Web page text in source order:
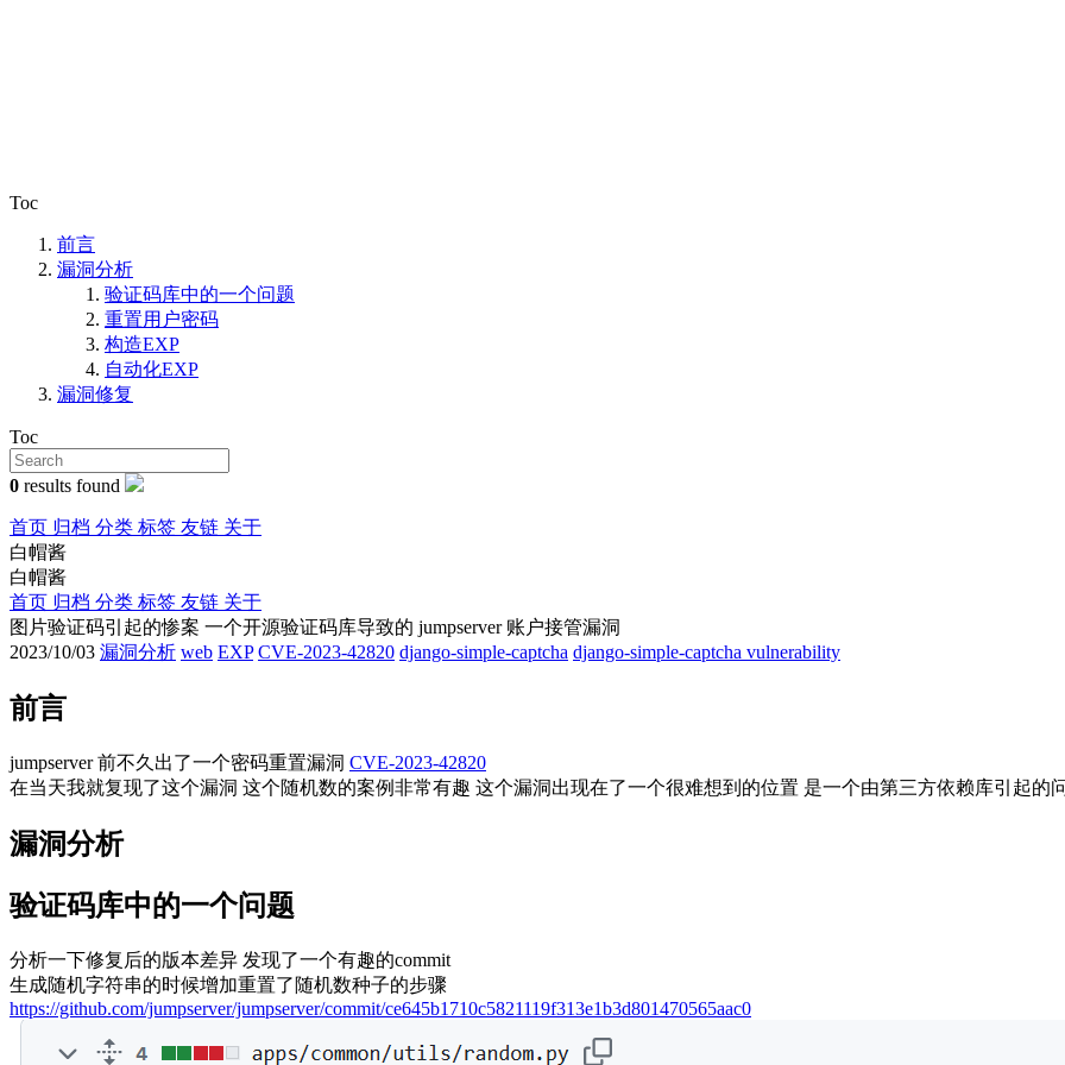
Toc
前言
漏洞分析
验证码库中的一个问题
重置用户密码
构造EXP
自动化EXP
漏洞修复
Toc
0 results found
首页 归档 分类 标签 友链 关于
白帽酱
白帽酱
首页 归档 分类 标签 友链 关于
图片验证码引起的惨案 一个开源验证码库导致的 jumpserver 账户接管漏洞
2023/10/03 漏洞分析 web EXP CVE-2023-42820 django-simple-captcha django-simple-captcha vulnerability
前言
jumpserver 前不久出了一个密码重置漏洞 CVE-2023-42820
在当天我就复现了这个漏洞 这个随机数的案例非常有趣 这个漏洞出现在了一个很难想到的位置 是一个由第三方依赖库引起的
漏洞分析
验证码库中的一个问题
分析一下修复后的版本差异 发现了一个有趣的commit
生成随机字符串的时候增加重置了随机数种子的步骤
https://github.com/jumpserver/jumpserver/commit/ce645b1710c5821119f313e1b3d801470565aac0